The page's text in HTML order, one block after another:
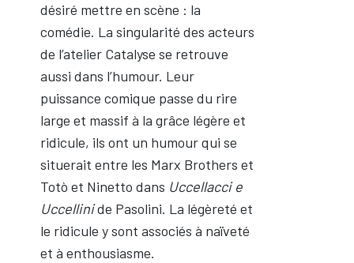
désiré mettre en scène : la
comédie. La singularité des acteurs
de l’atelier Catalyse se retrouve
aussi dans l’humour. Leur
puissance comique passe du rire
large et massif à la grâce légère et
ridicule, ils ont un humour qui se
situerait entre les Marx Brothers et
Totò et Ninetto dans Uccellacci e
Uccellinide Pasolini. La légèreté et
le ridicule y sont associés à naïveté
et à enthousiasme.